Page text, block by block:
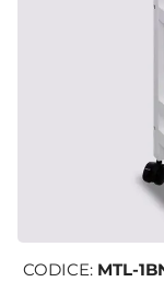
CODICE: MTL-